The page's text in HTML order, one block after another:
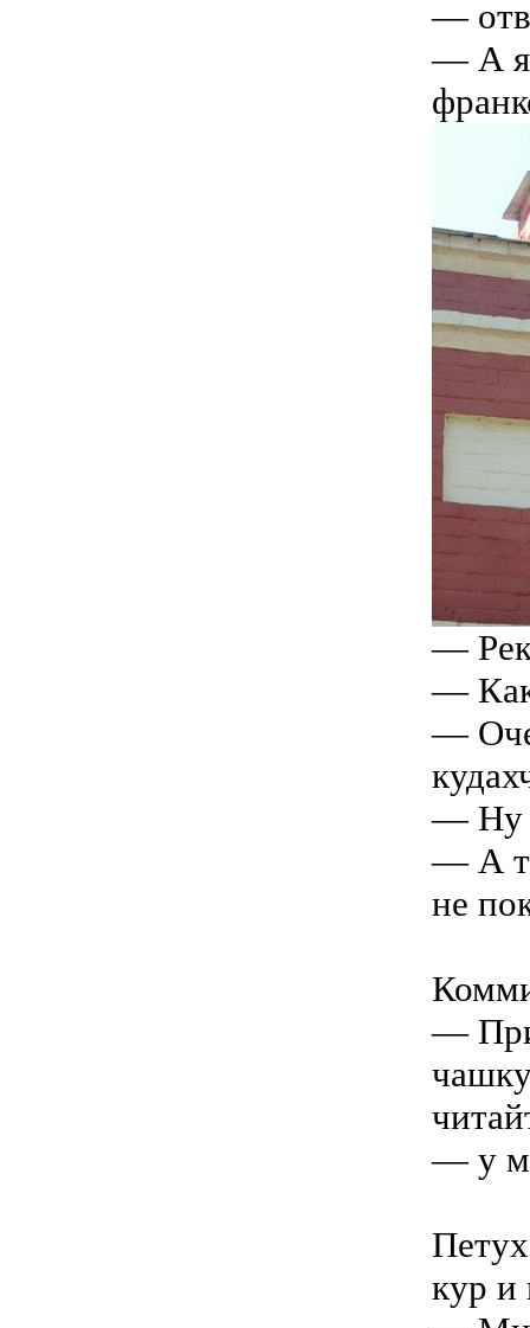
—
— А я,
—
— Как
—
— Ну
— А
не
—
— у
кур и